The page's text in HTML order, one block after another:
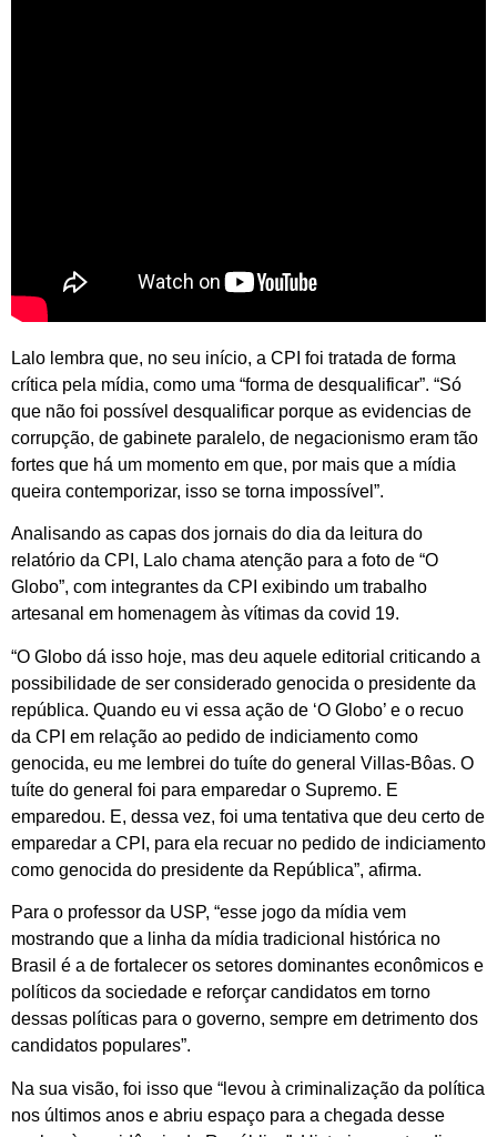
Lalo lembra que, no seu início, a CPI foi tratada de forma
crítica pela mídia, como uma “forma de desqualificar”. “Só
que não foi possível desqualificar porque as evidencias de
corrupção, de gabinete paralelo, de negacionismo eram tão
fortes que há um momento em que, por mais que a mídia
queira contemporizar, isso se torna impossível”.
Analisando as capas dos jornais do dia da leitura do
relatório da CPI, Lalo chama atenção para a foto de “O
Globo”, com integrantes da CPI exibindo um trabalho
artesanal em homenagem às vítimas da covid 19.
“O Globo dá isso hoje, mas deu aquele editorial criticando a
possibilidade de ser considerado genocida o presidente da
república. Quando eu vi essa ação de ‘O Globo’ e o recuo
da CPI em relação ao pedido de indiciamento como
genocida, eu me lembrei do tuíte do general Villas-Bôas. O
tuíte do general foi para emparedar o Supremo. E
emparedou. E, dessa vez, foi uma tentativa que deu certo de
emparedar a CPI, para ela recuar no pedido de indiciamento
como genocida do presidente da República”, afirma.
Para o professor da USP, “esse jogo da mídia vem
mostrando que a linha da mídia tradicional histórica no
Brasil é a de fortalecer os setores dominantes econômicos e
políticos da sociedade e reforçar candidatos em torno
dessas políticas para o governo, sempre em detrimento dos
candidatos populares”.
Na sua visão, foi isso que “levou à criminalização da política
nos últimos anos e abriu espaço para a chegada desse